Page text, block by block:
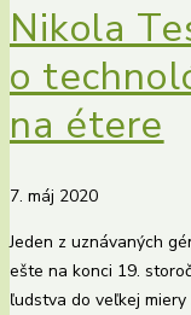
Nikola
o
na étere
7. máj 2020
Jeden z uznávaných
ešte na konci 19.
ľudstva do veľkej